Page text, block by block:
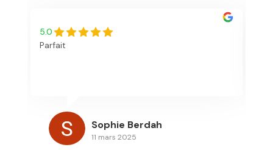
5.0
Parfait
Sophie Berdah
11 mars 2025